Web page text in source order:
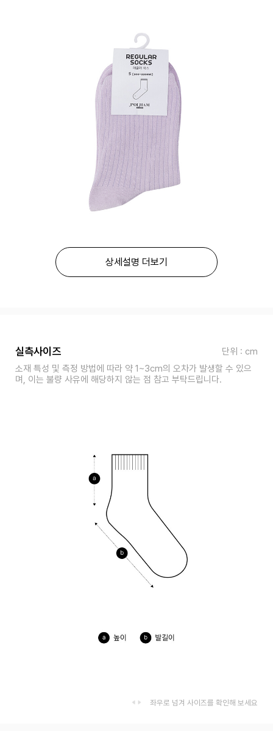
상세설명 더보기
실측사이즈
단위 : cm
소재 특성 및 측정 방법에 따라 약 1~3cm의 오차가 발생할 수 있으
며, 이는 불량 사유에 해당하지 않는 점 참고 부탁드립니다.
좌우로 넘겨 사이즈를 확인해 보세요